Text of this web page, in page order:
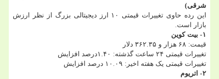
شرقی)
این رده حاوی تغییرات قیمتی ۱۰ ارز دیجیتالی بزرگ از نظر ارزش
بازار است.
۱- بیت کوین
قیمت: ۶۸ هزار و ۳۶۲.۳۵ دلار
تغییرات قیمتی ۲۴ ساعت گذشته: ۱.۴۰درصد افزایش
تغییرات قیمتی یک هفته اخیر: ۱۰.۰۹ درصد افزایش
۲- اتریوم